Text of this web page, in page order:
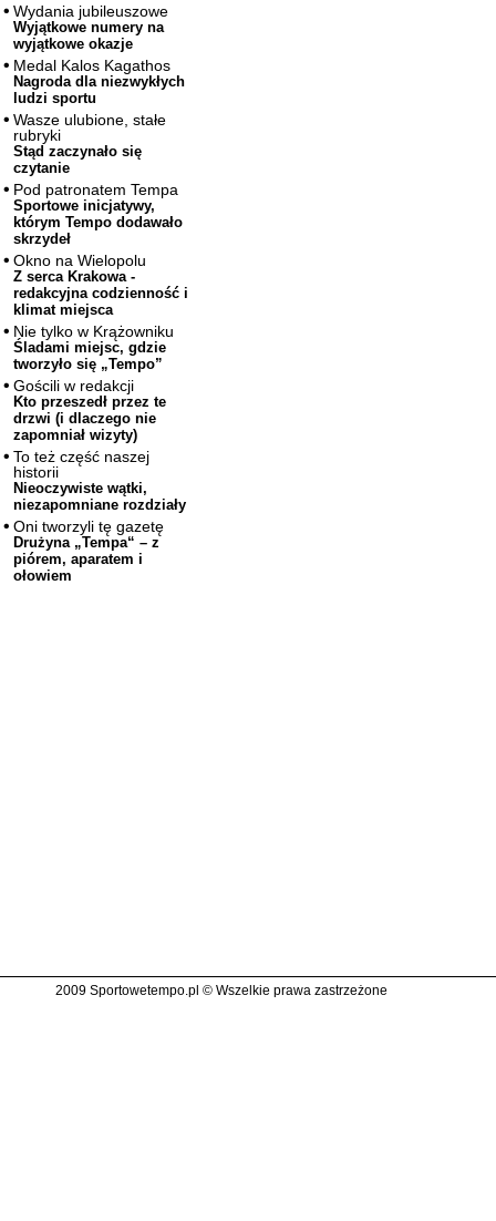
Wydania jubileuszowe
Wyjątkowe numery na
wyjątkowe okazje
Medal Kalos Kagathos
Nagroda dla niezwykłych
ludzi sportu
Wasze ulubione, stałe
rubryki
Stąd zaczynało się
czytanie
Pod patronatem Tempa
Sportowe inicjatywy,
którym Tempo dodawało
skrzydeł
Okno na Wielopolu
Z serca Krakowa -
redakcyjna codzienność i
klimat miejsca
Nie tylko w Krążowniku
Śladami miejsc, gdzie
tworzyło się „Tempo”
Gościli w redakcji
Kto przeszedł przez te
drzwi (i dlaczego nie
zapomniał wizyty)
To też część naszej
historii
Nieoczywiste wątki,
niezapomniane rozdziały
Oni tworzyli tę gazetę
Drużyna „Tempa“ – z
piórem, aparatem i
ołowiem
2009 Sportowetempo.pl © Wszelkie prawa zastrzeżone